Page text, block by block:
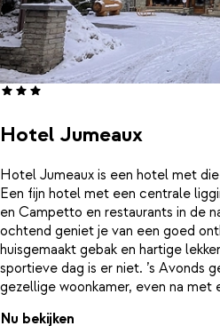
Hotel Jumeaux
Hotel Jumeaux is een hotel met
Een fijn hotel met een centrale
en Campetto en restaurants in de
ochtend geniet je van een goed
huisgemaakt gebak en hartige
sportieve dag is er niet. ’s Avonds
gezellige woonkamer, even na met
weer opgeladen voor een
Nu bekijken